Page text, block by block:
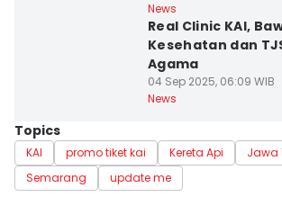
News
Real Clinic KAI,
Kesehatan dan
Agama
04 Sep 2025, 06:09 WIB
News
Topics
KAI promo tiket kai Kereta Api
Jawa
Semarang
update me